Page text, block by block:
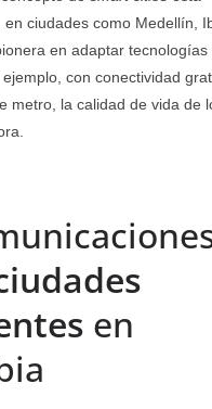
ciudades como Medellín,
en adaptar tecnologías
con conectividad
metro, la calidad de vida de
en